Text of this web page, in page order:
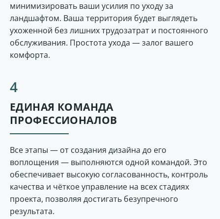
минимизировать ваши усилия по уходу за
ландшафтом. Ваша территория будет выглядеть
ухоженной без лишних трудозатрат и постоянного
обслуживания. Простота ухода — залог вашего
комфорта.
ЕДИНАЯ КОМАНДА
ПРОФЕССИОНАЛОВ
Все этапы — от создания дизайна до его
воплощения — выполняются одной командой. Это
обеспечивает высокую согласованность, контроль
качества и чёткое управление на всех стадиях
проекта, позволяя достигать безупречного
результата.